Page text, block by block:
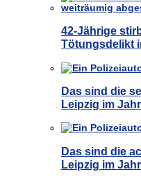
42-Jährige
Tötungsdelikt
Das sind die
Leipzig im
Das sind die
Leipzig im